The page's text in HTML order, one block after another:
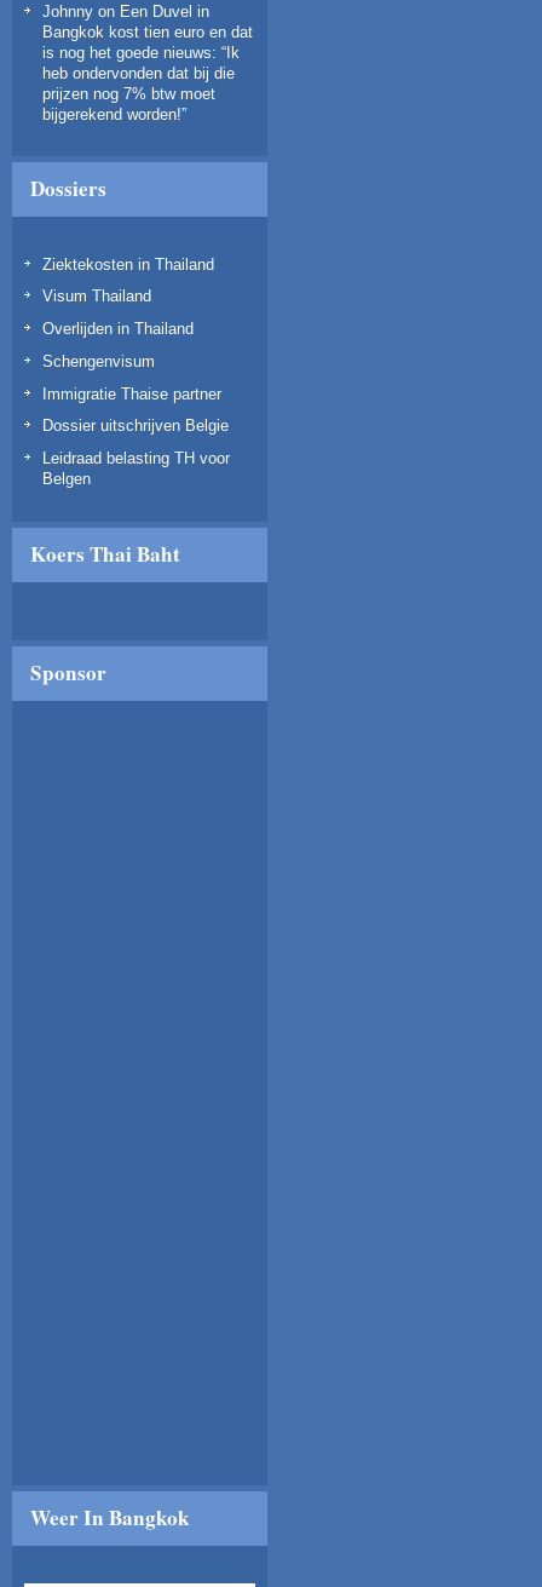
Johnny on Een Duvel in
Bangkok kost tien euro en dat
is nog het goede nieuws: “Ik
heb ondervonden dat bij die
prijzen nog 7% btw moet
bijgerekend worden!”
Dossiers
Ziektekosten in Thailand
Visum Thailand
Overlijden in Thailand
Schengenvisum
Immigratie Thaise partner
Dossier uitschrijven Belgie
Leidraad belasting TH voor
Belgen
Koers Thai Baht
Sponsor
Weer In Bangkok